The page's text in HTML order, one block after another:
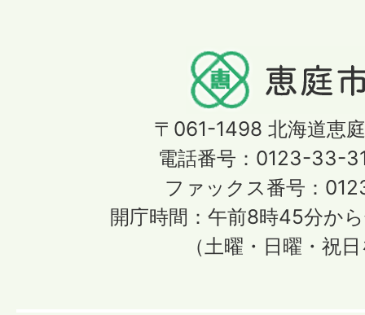
〒061-1498 北海道恵
電話番号：0123-33-
ファックス番号：
開庁時間：午前8時45分か
（土曜・日曜・祝